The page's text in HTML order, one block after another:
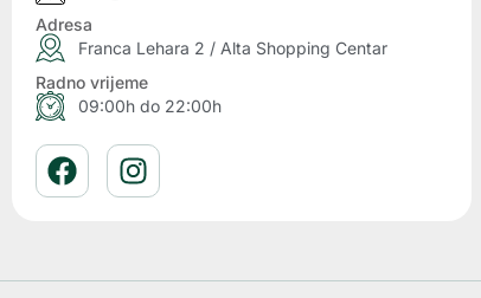
Adresa
Franca Lehara 2 / Alta Shopping Centar
Radno vrijeme
09:00h do 22:00h